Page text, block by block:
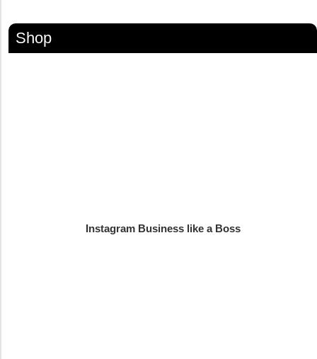
Shop
Instagram Business like a Boss